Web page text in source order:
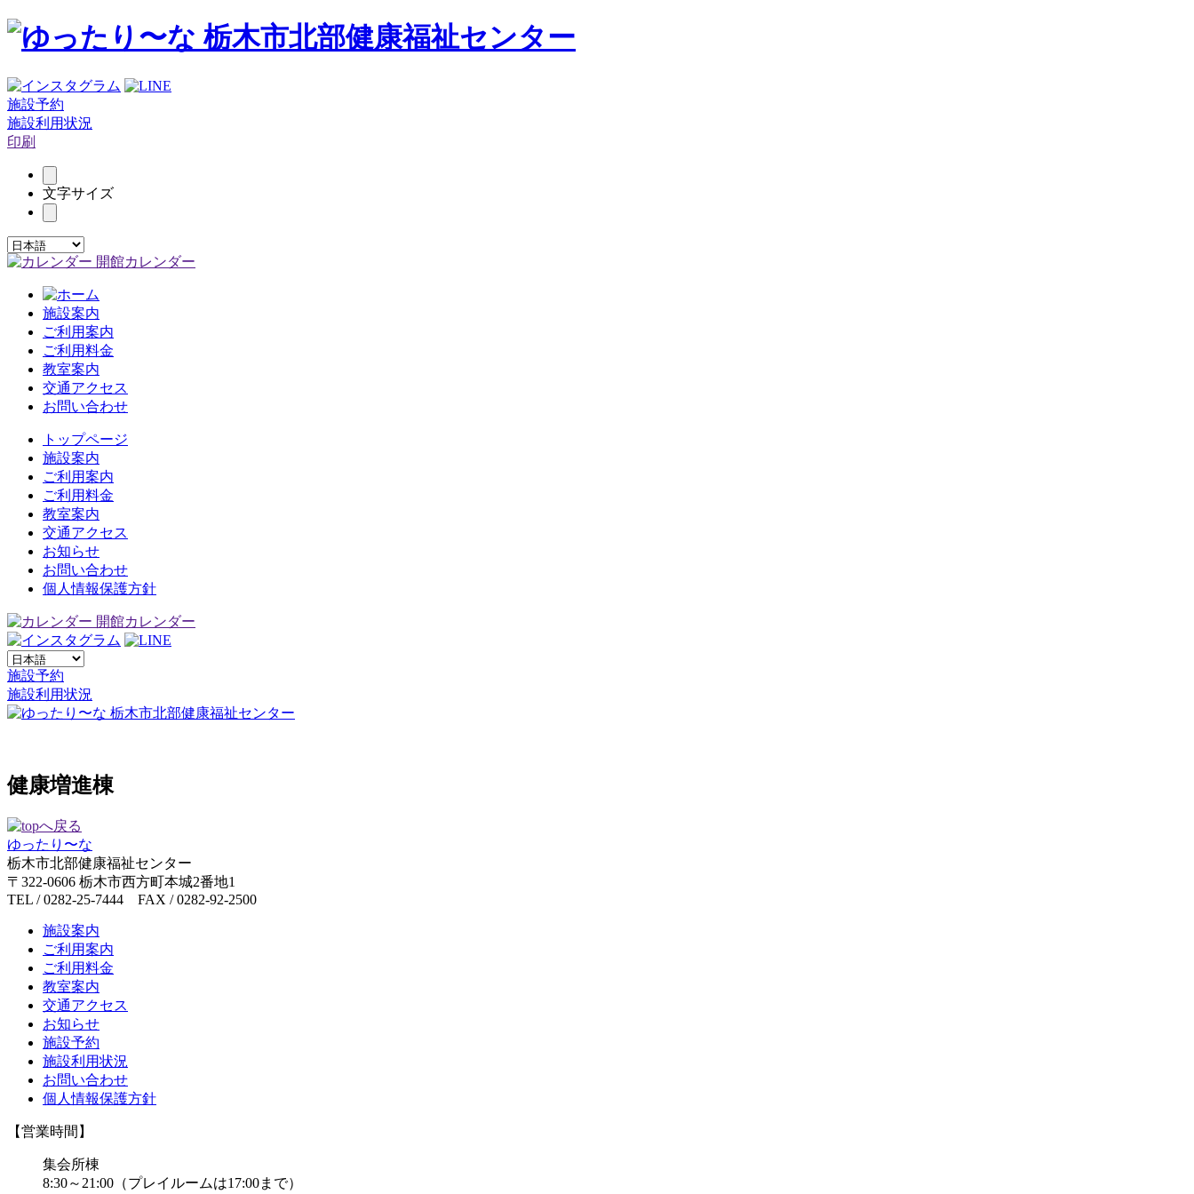
施設予約
施設利用状況
印刷
文字サイズ
開館カレンダー
施設案内
ご利用案内
ご利用料金
教室案内
交通アクセス
お問い合わせ
トップページ
施設案内
ご利用案内
ご利用料金
教室案内
交通アクセス
お知らせ
お問い合わせ
個人情報保護方針
開館カレンダー
施設予約
施設利用状況
健康増進棟
ゆったり〜な
栃木市北部健康福祉センター
〒322-0606 栃木市西方町本城2番地1
TEL / 0282-25-7444 FAX / 0282-92-2500
施設案内
ご利用案内
ご利用料金
教室案内
交通アクセス
お知らせ
施設予約
施設利用状況
お問い合わせ
個人情報保護方針
【営業時間】
集会所棟
8:30～21:00（プレイルームは17:00まで）